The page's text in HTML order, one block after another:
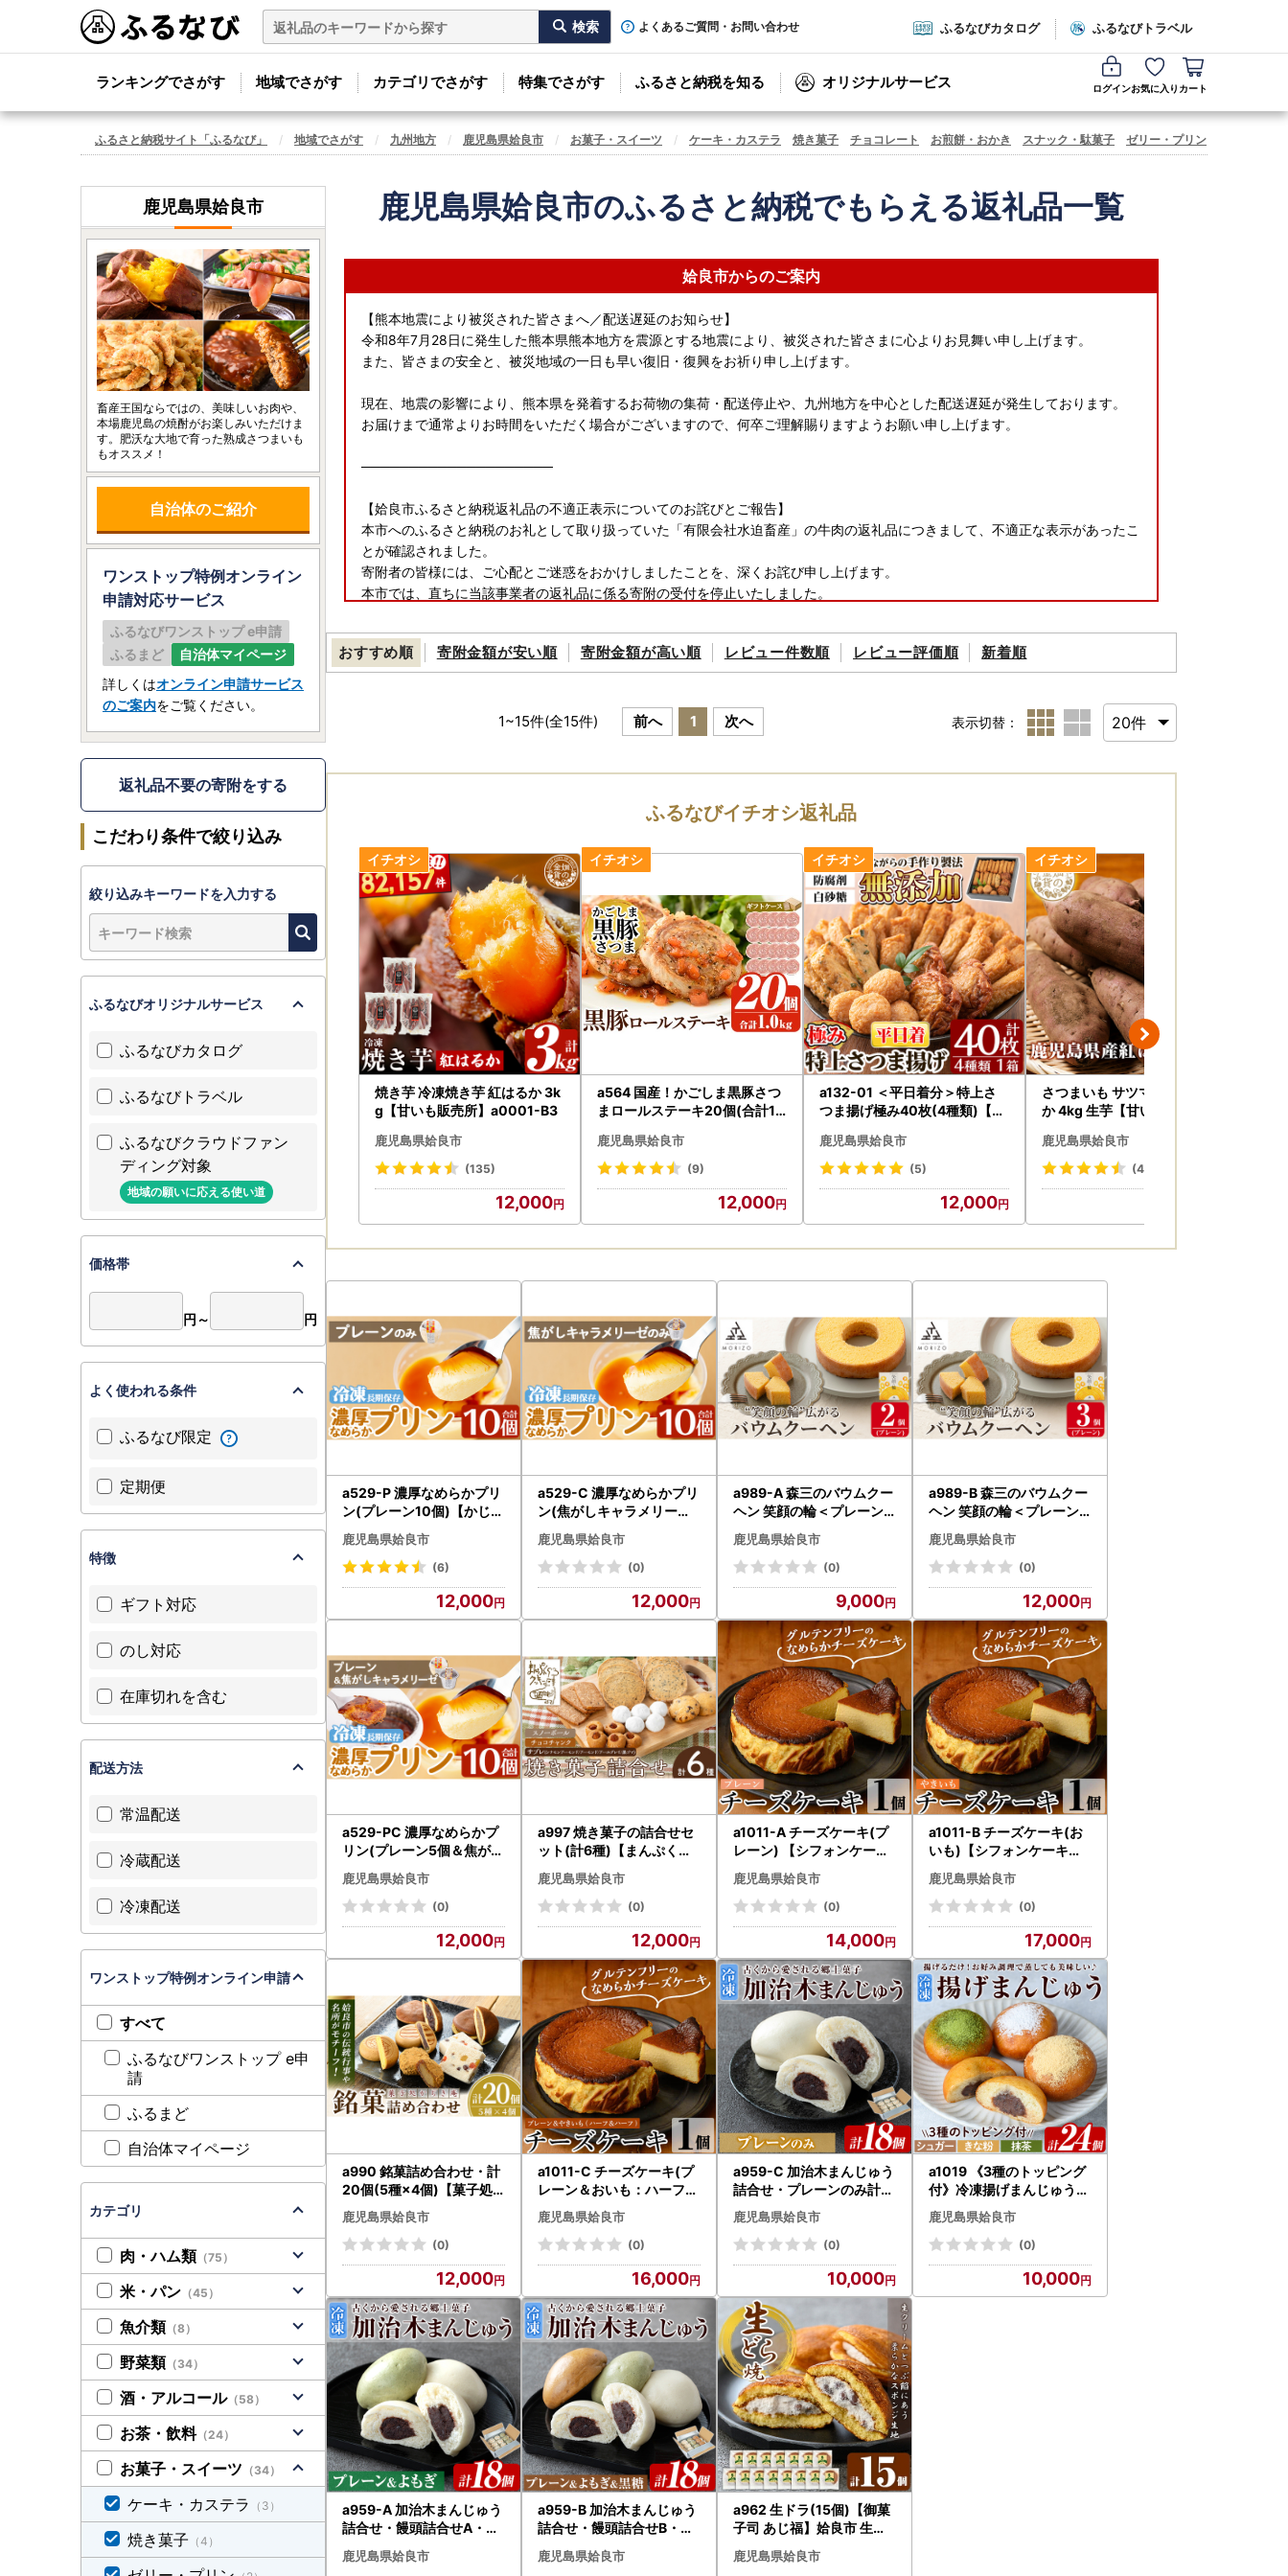
よくあるご質問・お問い合わせ ふるなびカタログ ふるなびトラベル
ランキングでさがす 地域でさがす カテゴリでさがす 特集でさがす ふるさと納税を知る オリジナルサービス ログインお気に入り カート
ふるさと納税サイト「ふるなび」 地域でさがす 九州地方 鹿児島県姶良市 お菓子・スイーツ ケーキ・カステラ 焼き菓子 チョコレート お煎餅・おかき スナック・駄菓子 ゼリー・プリン
鹿児島県姶良市のふるさと納税でもらえる返礼品一覧
姶良市からのご案内
【熊本地震により被災された皆さまへ／配送遅延のお知らせ】
令和8年7月28日に発生した熊本県熊本地方を震源とする地震により、被災された皆さまに心よりお見舞い申し上げます。
また、皆さまの安全と、被災地域の一日も早い復旧・復興をお祈り申し上げます。
現在、地震の影響により、熊本県を発着するお荷物の集荷・配送停止や、九州地方を中心とした配送遅延が発生しております。
お届けまで通常よりお時間をいただく場合がございますので、何卒ご理解賜りますようお願い申し上げます。
────────────────────
【姶良市ふるさと納税返礼品の不適正表示についてのお詫びとご報告】
本市へのふるさと納税のお礼として取り扱っていた「有限会社水迫畜産」の牛肉の返礼品につきまして、不適正な表示があったこ
とが確認されました。
寄附者の皆様には、ご心配とご迷惑をおかけしましたことを、深くお詫び申し上げます。
本市では、直ちに当該事業者の返礼品に係る寄附の受付を停止いたしました。
ただきます。
速やかに調査を進め、当該事業者の返礼品をお選びいただいた寄附者の皆様には、誠意を持って真摯に対応させていただく所存で
す。
返礼品到着後は速やかに返礼品の状態をご確認ください。
万全を期して返礼品をお届けしていますが、万が一返礼品に不良・破損・誤納品などございましたら、
返礼品到着から3日以内に、写真(画像)を添付のうえ、下記アドレスまでメールにてご連絡ください。
《aira@lrinc.jp》
日数がたったものに関しましては対応いたしかねます。
ご了承の上、お申込みくださいますようお願い申し上げます。
────────────────────
《ワンストップ申請オンラインサービスについて》
ワンストップ特例申請書は送付いたしますが、ワンストップ特例申請書が必要でお急ぎの方は【オンラインワンストップ申請】を
ご活用ください。
ご寄附後姶良市よりお送りするメール記載のオンラインワンストップ申請【自治体マイページ】にログイン後、お手続きが可能で
す。
変更届に関しましても、姶良市よりお送りするメール記載のオンラインワンストップ申請【自治体マイページ】の「オンライン変
更届」より変更を行ってください。
────────────────────
《ワンストップ特例申請書について》
※姶良市ではワンストップ特例申請書は寄附をお申込みいただいた全員に対し送付いたします。
※不要な方は、お手数ですが各自廃棄いただくようお願いいたします。
※必ず不備、漏れ等がないかをご確認の上、送付ください。
＜送付先＞
〒899-5492
鹿児島県姶良市宮島町25番地
姶良市役所 企画部 商工観光課 ふるさと納税推進係 宛
TEL：0995-66-3145
おすすめ順 寄附金額が安い順 寄附金額が高い順 レビュー件数順 レビュー評価順 新着順
1~15件(全15件) 前へ 1 次へ 表示切替：
ふるなびイチオシ返礼品
焼き芋 冷凍焼き芋 紅はるか 3k
g【甘いも販売所】a0001-B3
鹿児島県姶良市
(135)
12,000
a564 国産！かごしま黒豚さつ
まロールステーキ20個(合計1k
良市 鹿児島県産 黒豚 肉 豚肉 豚
ステーキ 豚肉ロール 冷凍 小分
鹿児島県姶良市
(9)
12,000
a132-01 ＜平日着分＞特上さ
つま揚げ極み40枚(4種類)【薩
鹿児島県姶良市
(5)
12,000
さつまいも サツマイモ 紅はる
か 4kg 生芋【甘いも販売所】a
鹿児島県姶良市
(46)
a529-P 濃厚なめらかプリ
ン(プレーン10個)【かじは
らプリン】ぷりん お菓子
スイーツ おやつ デザート
洋菓子 冷凍 長期保存 手づ
くり プリン専門店
鹿児島県姶良市
(6)
12,000
a529-C 濃厚なめらかプリ
ン(焦がしキャラメリーゼ1
0個)【かじはらプリン】姶
良市 ぷりん お菓子 スイー
ツ おやつ デザート 洋菓子
冷凍 長期保存 手づくり プ
鹿児島県姶良市
(0)
12,000
a989-A 森三のバウムクー
ヘン 笑顔の輪＜プレーン
＞(2個)【森三】 姶良市 バ
ームクーヘン スイーツ お
菓子 お土産 手土産 おやつ
デザート 洋菓子 セット ギ
鹿児島県姶良市
(0)
9,000
a989-B 森三のバウムクー
ヘン 笑顔の輪＜プレーン
＞(3個)【森三】 姶良市 バ
ームクーヘン スイーツ お
菓子 お土産 手土産 おやつ
デザート 洋菓子 セット ギ
鹿児島県姶良市
(0)
12,000
a529-PC 濃厚なめらかプ
リン(プレーン5個＆焦がし
キャラメリーゼ5個)【かじ
はらプリン】ぷりん お菓
子 スイーツ おやつ デザー
ト 洋菓子 冷凍 長期保存 手
づくり プリン専門店
鹿児島県姶良市
(0)
12,000
a997 焼き菓子の詰合せセ
ット(計6種)【まんぷくク
ッキーtomorrow】 姶良市
焼菓子 菓子 お菓子 お土産
手土産 おやつ デザート セ
ット 詰め合わせ ギフト サ
ブレ アーモンド アールグ
レイ シナモン 黒ゴマ スノ
ーボール チョコチャンク
鹿児島県姶良市
(0)
12,000
a1011-A チーズケーキ(プ
レーン) 【シフォンケーキ
のお店 エクリュ】 姶良市
チーズケーキ ケーキ スイ
ーツ お菓子 お土産 手土産
おやつ デザート グルテン
フリー 洋菓子 ギフト
鹿児島県姶良市
(0)
14,000
a1011-B チーズケーキ(お
いも)【シフォンケーキの
お店 エクリュ】 姶良市 チ
ーズケーキ ケーキ スイー
ツ さつまいも 焼き芋 お菓
子 お土産 手土産 おやつ デ
ザート 洋菓子 ギフト
鹿児島県姶良市
(0)
17,000
a990 銘菓詰め合わせ・計
20個(5種×4個)【菓子処
かぢき庵】 姶良市 姶良カ
ルどら くも合戦 さつまお
まき 太鼓踊り たつもんじ
坂 和菓子 手づくり お菓子
おやつ お茶請け お茶菓子
スイーツ デザート セット
詰合せ 詰め合わせ お土産
ギフト
鹿児島県姶良市
(0)
12,000
a1011-C チーズケーキ(プ
レーン＆おいも：ハーフ＆
ハーフ) 【シフォンケーキ
のお店 エクリュ】 姶良市
チーズケーキ ケーキ スイ
ーツ さつまいも 焼き芋 お
菓子 お土産 手土産 おやつ
デザート グルテンフリー
洋菓子 食べ比べ ギフト
鹿児島県姶良市
(0)
16,000
a959-C 加治木まんじゅう
詰合せ・プレーンのみ計18
個【堂免堂】姶良市 和菓
子 まんじゅう 饅頭 加治木
饅頭 酒まんじゅう 手づく
り お菓子 おやつ スイーツ
デザート お茶請け お茶菓
子 郷土菓子 セット 詰め合
わせ 冷凍
鹿児島県姶良市
(0)
10,000
a1019 《3種のトッピング
付》冷凍揚げまんじゅう(
合計24個)【堂免堂】姶良
市 和菓子 まんじゅう 饅頭
加治木饅頭 酒まんじゅう
手づくり お菓子 おやつ ス
イーツ デザート お茶請け
お茶菓子 郷土菓子 食べ比
鹿児島県姶良市
(0)
10,000
a959-A 加治木まんじゅう
詰合せ・饅頭詰合せA・合
計18個(プレーン9個、よ
もぎ9個）【堂免堂】姶良
鹿児島県姶良市
a959-B 加治木まんじゅう
詰合せ・饅頭詰合せB・合
計18個(プレーン8個、よ
もぎ5個、黒糖5個）【堂
鹿児島県姶良市
a962 生ドラ(15個)【御菓
子司 あじ福】姶良市 生ど
ら 生どら焼 ドラ焼き どら
焼き どらやき 和菓子 お菓
鹿児島県姶良市
鹿児島県姶良市
畜産王国ならではの、美味しいお肉や、
本場鹿児島の焼酎がお楽しみいただけま
す。肥沃な大地で育った熟成さつまいも
もオススメ！
自治体のご紹介
ワンストップ特例オンライン
申請対応サービス
ふるなびワンストップ e申請
ふるまど
自治体マイページ
詳しくはオンライン申請サービス
のご案内をご覧ください。
返礼品不要の寄附をする
こだわり条件で絞り込み
絞り込みキーワードを入力する
ふるなびオリジナルサービス
ふるなびカタログ
ふるなびトラベル
ふるなびクラウドファン
ディング対象
地域の願いに応える使い道
価格帯
円～ 円
よく使われる条件
ふるなび限定
定期便
特徴
ギフト対応
のし対応
在庫切れを含む
配送方法
常温配送
冷蔵配送
冷凍配送
ワンストップ特例オンライン申請
すべて
ふるなびワンストップ e申
請
ふるまど
自治体マイページ
カテゴリ
肉・ハム類 （75）
米・パン （45）
魚介類 （8）
野菜類 （34）
酒・アルコール（58）
お茶・飲料（24）
お菓子・スイーツ （34）
ケーキ・カステラ （3）
焼き菓子 （4）